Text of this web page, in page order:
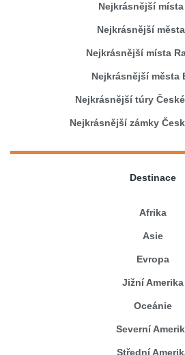
Nejkrásnější místa
Nejkrásnější
Nejkrásnější místa
Nejkrásnější města
Nejkrásnější túry
Nejkrásnější zámky
Destinace
Afrika
Asie
Evropa
Jižní Amerika
Oceánie
Severní
Střední